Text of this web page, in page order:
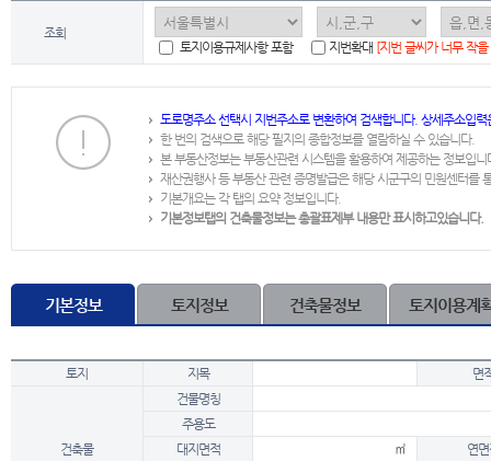
조회
토지이용규제사항 포함
지번확대 [지번 글씨가 너무 작
도로명주소 선택시 지번주소로 변환하여 검색합니다. 상세주소입
한 번의 검색으로 해당 필지의 종합정보를 열람하실 수 있습니다.
본 부동산정보는 부동산관련 시스템을 활용하여 제공하는 정보입니
재산권행사 등 부동산 관련 증명발급은 해당 시군구의 민원센터를
기본개요는 각 탭의 요약 정보입니다.
기본정보탭의 건축물정보는 총괄표제부 내용만 표시하고있습니다.
기본정보 토지정보 건축물정보 토지이용계
토지 지목 면
건축물
건물명칭
주용도
대지면적
㎡
연